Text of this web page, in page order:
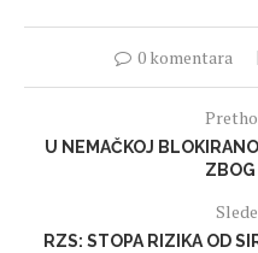
0 komentara
U NEMAČKOJ
ZBOG
RZS: STOPA RIZIKA OD